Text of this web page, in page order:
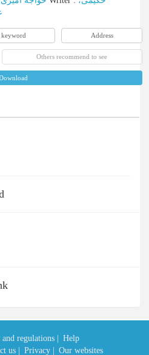
keyword Address
Others recommend to see
regulations |
Help
us | Privacy | Our websites